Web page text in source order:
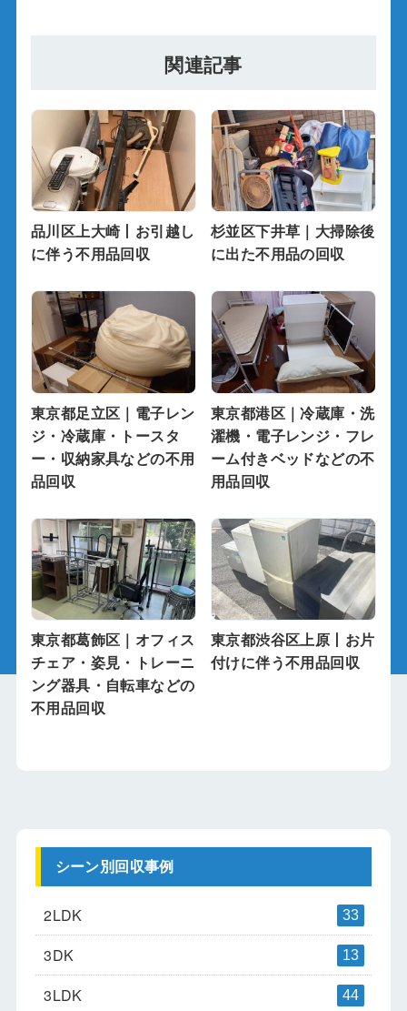
関連記事
品川区上大崎丨お引越し
に伴う不用品回収
杉並区下井草｜大掃除後
に出た不用品の回収
東京都足立区｜電子レン
ジ・冷蔵庫・トースタ
ー・収納家具などの不用
品回収
東京都港区｜冷蔵庫・洗
濯機・電子レンジ・フレ
ーム付きベッドなどの不
用品回収
東京都葛飾区｜オフィス
チェア・姿見・トレーニ
ング器具・自転車などの
不用品回収
東京都渋谷区上原丨お片
付けに伴う不用品回収
シーン別回収事例
2LDK 33
3DK 13
3LDK 44